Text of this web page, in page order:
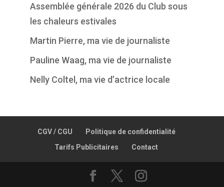
Assemblée générale 2026 du Club sous
les chaleurs estivales
Martin Pierre, ma vie de journaliste
Pauline Waag, ma vie de journaliste
Nelly Coltel, ma vie d’actrice locale
CGV / CGU
Politique de confidentialité
Tarifs Publicitaires
Contact